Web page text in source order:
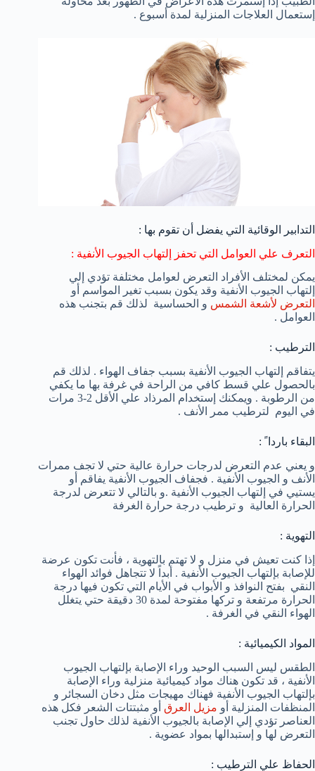
إستعمال العلاجات المنزلية لمدة أسبوع .
التدابير الوقائية التي يفضل أن تقوم بها :
التعرف علي العوامل التي تحفز إلتهاب الجيوب الأنفية :
يمكن لمختلف الأفراد التعرض لعوامل مختلفة تؤدي إلي
إلتهاب الجيوب الأنفية وقد يكون بسبب تغير المواسم أو
التعرض لأشعة الشمس و الحساسية لذلك قم بتجنب هذه
العوامل .
الترطيب :
يتفاقم إلتهاب الجيوب الأنفية بسبب جفاف الهواء . لذلك قم
بالحصول علي قسط كافي من الراحة في غرفة بها ما يكفي
من الرطوبة . ويمكنك إستخدام المرذاد علي الأقل 2-3 مرات
في اليوم لترطيب ممر الأنف .
البقاء باردا ً :
و يعني عدم التعرض لدرجات حرارة عالية حتي لا تجف ممرات
الأنف و الجيوب الأنفية . فجفاف الجيوب الأنفية يفاقم أو
يستيي في إلتهاب الجيوب الأنفية .و بالتالي لا تتعرض لدرجة
الحرارة العالية و ترطيب درجة حرارة الغرفة
التهوية :
إذا كنت تعيش في منزل و لا تهتم بالتهوية ، فأنت تكون عرضة
للإصابة بإلتهاب الجيوب الأنفية . أبداً لا تتجاهل فوائد الهواء
النقي بفتح النوافذ و الأبواب في الأيام التي تكون فيها درجة
الحرارة مرتفعة و تركها مفتوحة لمدة 30 دقيقة حتي يتغلل
الهواء النقي في الغرفة .
المواد الكيميائية :
الطقس ليس السبب الوحيد وراء الإصابة بإلتهاب الجيوب
الأنفية ، قد تكون هناك مواد كيميائية منزلية وراء الإصابة
بإلتهاب الجيوب الأنفية فهناك مهيجات مثل دخان السجائر و
المنظفات المنزلية أو مزيل العرق أو مثبتتات الشعر فكل هذه
العناصر تؤدي إلي الإصابة بالجيوب الأنفية لذلك حاول تجنب
التعرض لها و إستبدالها بمواد عضوية .
الحفاظ علي الترطيب :